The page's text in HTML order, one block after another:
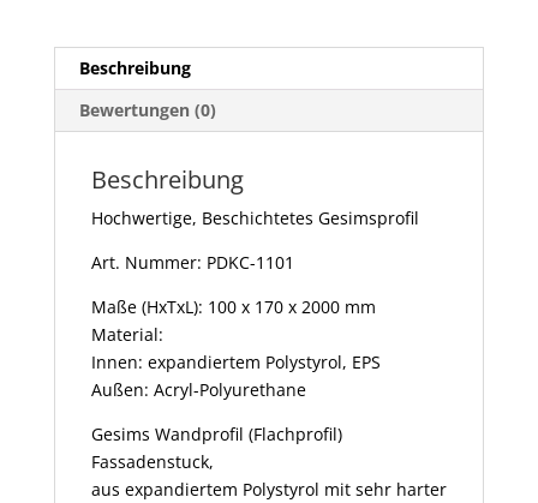
Beschreibung
Bewertungen (0)
Beschreibung
Hochwertige, Beschichtetes Gesimsprofil
Art. Nummer: PDKC-1101
Maße (HxTxL): 100 x 170 x 2000 mm
Material:
Innen: expandiertem Polystyrol, EPS
Außen: Acryl-Polyurethane
Gesims Wandprofil (Flachprofil)
Fassadenstuck,
aus expandiertem Polystyrol mit sehr harter